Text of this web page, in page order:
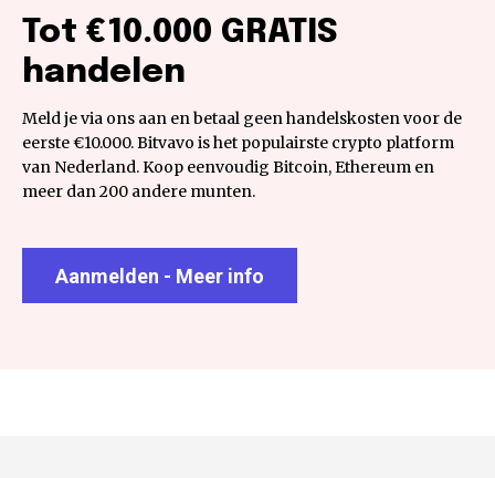
Tot €10.000 GRATIS
handelen
Meld je via ons aan en betaal geen handelskosten voor de
eerste €10.000. Bitvavo is het populairste crypto platform
van Nederland. Koop eenvoudig Bitcoin, Ethereum en
meer dan 200 andere munten.
Aanmelden - Meer info